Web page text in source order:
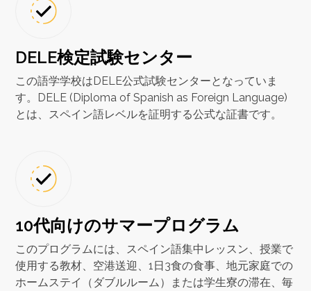
DELE検定試験センター
この語学学校はDELE公式試験センターとなっていま
す。DELE (Diploma of Spanish as Foreign Language)
とは、スペイン語レベルを証明する公式な証書です。
10代向けのサマープログラム
このプログラムには、スペイン語集中レッスン、授業で
使用する教材、空港送迎、1日3食の食事、地元家庭での
ホームステイ（ダブルルーム）または学生寮の滞在、毎